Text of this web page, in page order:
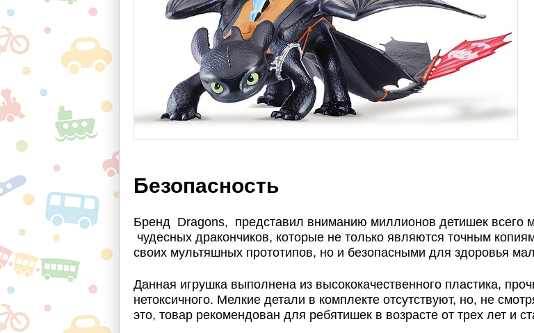
Безопасность
Бренд Dragons, представил вниманию миллионов детишек всего
чудесных дракончиков, которые не только являются точным
своих мультяшных прототипов, но и безопасными для здоровья
Данная игрушка выполнена из высококачественного пластика,
нетоксичного. Мелкие детали в комплекте отсутствуют, но, не
это, товар рекомендован для ребятишек в возрасте от трех лет и